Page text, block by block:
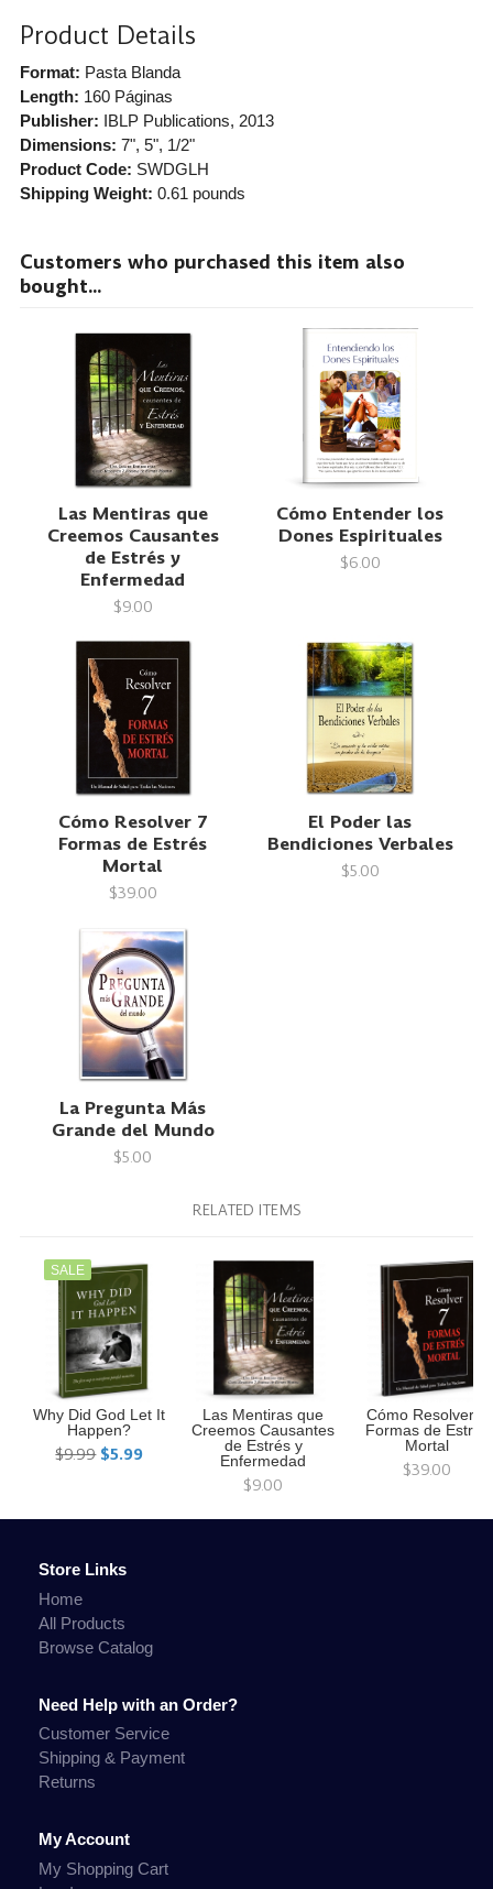
Product Details
Format: Pasta Blanda
Length: 160 Páginas
Publisher: IBLP Publications, 2013
Dimensions: 7", 5", 1/2"
Product Code: SWDGLH
Shipping Weight: 0.61 pounds
Customers who purchased this item also
bought...
Las Mentiras que
Creemos Causantes
de Estrés y
Enfermedad
$9.00
Cómo Entender los
Dones Espirituales
$6.00
Cómo Resolver 7
Formas de Estrés
Mortal
$39.00
El Poder las
Bendiciones Verbales
$5.00
La Pregunta Más
Grande del Mundo
$5.00
RELATED ITEMS
SALE
Why Did God Let It
Happen?
$9.99 $5.99
Las Mentiras que
Creemos Causantes
de Estrés y
Enfermedad
$9.00
Cómo Resolver 7
Formas de Estrés
Mortal
$39.00
Store Links
Home
All Products
Browse Catalog
Need Help with an Order?
Customer Service
Shipping & Payment
Returns
My Account
My Shopping Cart